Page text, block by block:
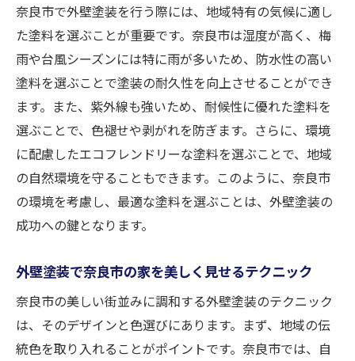
奈良市で外壁塗装を行う際には、地域特有の気候に適し
た塗料を選ぶことが重要です。奈良市は湿度が高く、梅
雨や台風シーズンには特に雨が多いため、防水性の高い
塗料を選ぶことで塗装の耐久性を向上させることができ
ます。また、紫外線も強いため、耐候性に優れた塗料を
選ぶことで、色褪せや剥がれを防ぎます。さらに、環境
に配慮したエコフレンドリーな塗料を選ぶことで、地域
の自然環境を守ることもできます。このように、奈良市
の環境を考慮し、最適な塗料を選ぶことは、外壁塗装の
成功への鍵となります。
外壁塗装で奈良市の家を美しく見せるテクニック
奈良市の美しい街並みに調和する外壁塗装のテクニック
は、そのデザインと色選びにあります。まず、地域の伝
統色を取り入れることがポイントです。奈良市では、自